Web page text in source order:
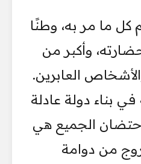
كل ما مر به، وطنًا
وأكبر من
العابرين.
بناء دولة عادلة
الجميع هي
من دوامة